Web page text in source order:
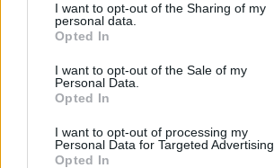
I want to opt-out of the Sharing of my
personal data.
Opted In
I want to opt-out of the Sale of my
Personal Data.
Opted In
I want to opt-out of processing my
Personal Data for Targeted Advertising.
Opted In
Δημοσιεύθηκε σεΑΙ|Tagged